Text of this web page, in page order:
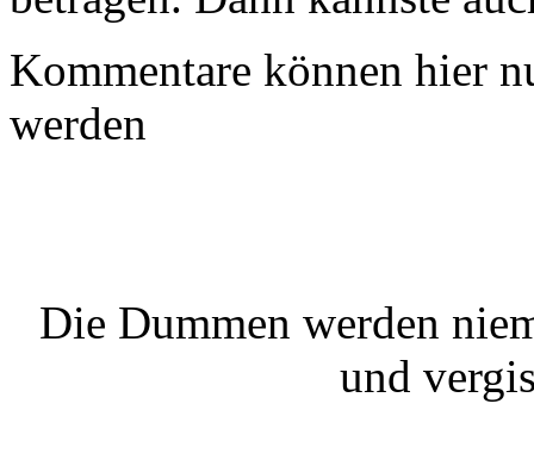
Kommentare können hier
werden
Die Dummen werden
und